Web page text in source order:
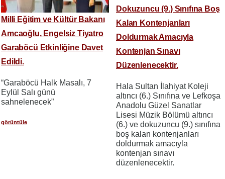
Milli Eğitim ve Kültür Bakanı
Amcaoğlu, Engelsiz Tiyatro
Garaböcü Etkinliğine Davet
Edildi.
“Garaböcü Halk Masalı, 7
Eylül Salı günü
sahnelenecek”
görüntüle
Dokuzuncu (9.) Sınıfına Boş
Kalan Kontenjanları
Doldurmak Amacıyla
Kontenjan Sınavı
Düzenlenecektir.
Hala Sultan İlahiyat Koleji
altıncı (6.) Sınıfına ve Lefkoşa
Anadolu Güzel Sanatlar
Lisesi Müzik Bölümü altıncı
(6.) ve dokuzuncu (9.) sınıfına
boş kalan kontenjanları
doldurmak amacıyla
kontenjan sınavı
düzenlenecektir.